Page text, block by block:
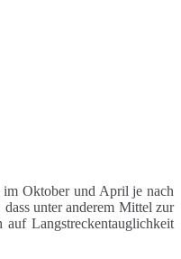
im Oktober und April je nach
unter anderem Mittel zur
Langstreckentauglichkeit